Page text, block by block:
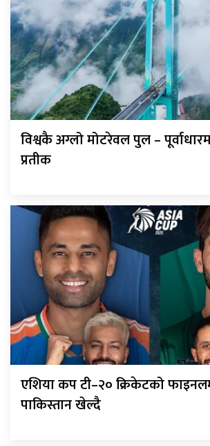
विश्वकै अग्लो मोटरेवल पुल –
प्रतीक
एशिया कप टी–२० क्रिकेटको
पाकिस्तान खेल्दै